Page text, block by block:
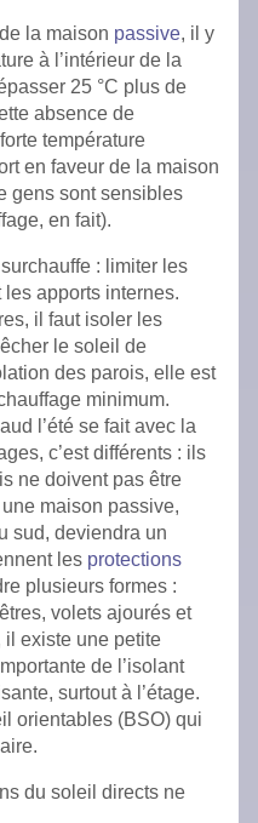
la maison passive, il y
à l’intérieur de la
25 °C plus de
absence de
température
en faveur de la maison
gens sont sensibles
en fait).
: limiter les
les apports internes.
il faut isoler les
le soleil de
des parois, elle est
minimum.
l’été se fait avec la
c’est différents : ils
ne doivent pas être
maison passive,
sud, deviendra un
les protections
plusieurs formes :
volets ajourés et
il existe une petite
de l’isolant
surtout à l’étage.
orientables (BSO) qui
du soleil directs ne